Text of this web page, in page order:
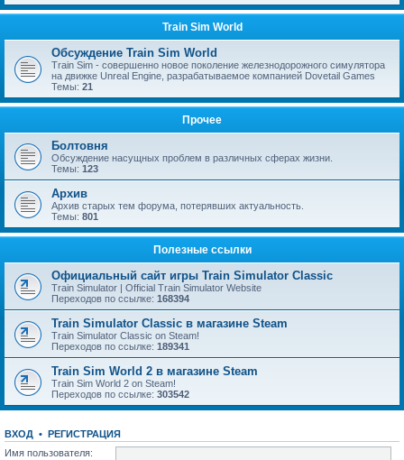
Train Sim World
Обсуждение Train Sim World
Train Sim - совершенно новое поколение железнодорожного симулятора
на движке Unreal Engine, разрабатываемое компанией Dovetail Games
Темы: 21
Прочее
Болтовня
Обсуждение насущных проблем в различных сферах жизни.
Темы: 123
Архив
Архив старых тем форума, потерявших актуальность.
Темы: 801
Полезные ссылки
Официальный сайт игры Train Simulator Classic
Train Simulator | Official Train Simulator Website
Переходов по ссылке: 168394
Train Simulator Classic в магазине Steam
Train Simulator Classic on Steam!
Переходов по ссылке: 189341
Train Sim World 2 в магазине Steam
Train Sim World 2 on Steam!
Переходов по ссылке: 303542
ВХОД • РЕГИСТРАЦИЯ
Имя пользователя: